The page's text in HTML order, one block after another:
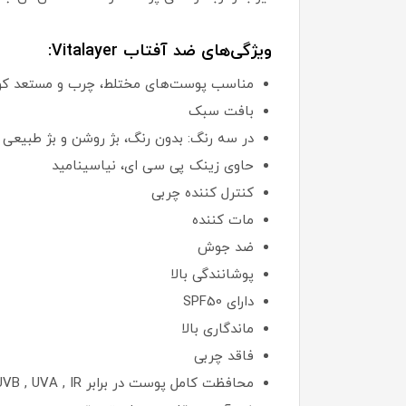
ویژگی‌های ضد آفتاب Vitalayer:
مناسب پوست‌های مختلط، چرب و مستعد
بافت سبک
در سه رنگ: بدون رنگ، بژ روشن و بژ طبیعی
حاوی زینک پی سی ای، نیاسینامید
کنترل کننده چربی
مات کننده
ضد جوش
پوشانندگی بالا
دارای SPF50
ماندگاری بالا
فاقد چربی
محافظت کامل پوست در برابر UVB , UVA , IR